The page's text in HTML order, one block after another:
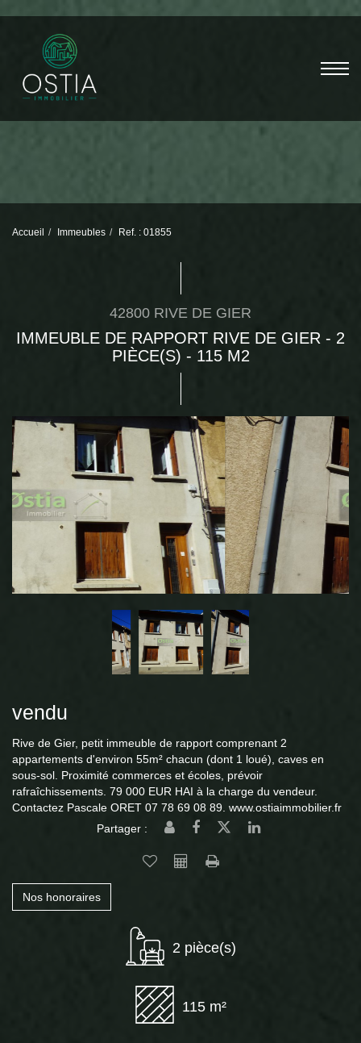
Accueil Immeubles Ref. : 01855
42800 RIVE DE GIER
IMMEUBLE DE RAPPORT RIVE DE GIER - 2
PIÈCE(S) - 115 M2
vendu
Rive de Gier, petit immeuble de rapport comprenant 2
appartements d'environ 55m² chacun (dont 1 loué), caves en
sous-sol. Proximité commerces et écoles, prévoir
rafraîchissements. 79 000 EUR HAI à la charge du vendeur.
Contactez Pascale ORET 07 78 69 08 89. www.ostiaimmobilier.fr
Partager :
Nos honoraires
2 pièce(s)
115 m²